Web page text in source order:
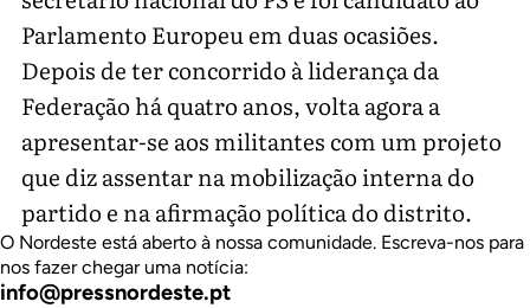
Parlamento Europeu em duas ocasiões.
Depois de ter concorrido à liderança da
Federação há quatro anos, volta agora a
apresentar-se aos militantes com um projeto
que diz assentar na mobilização interna do
partido e na afirmação política do distrito.
O Nordeste está aberto à nossa comunidade. Escreva-nos para
nos fazer chegar uma notícia:
info@pressnordeste.pt